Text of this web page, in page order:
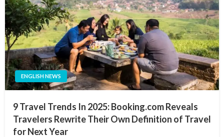
ENGLISH NEWS
9 Travel Trends In 2025: Booking.com Reveals
Travelers Rewrite Their Own Definition of Travel
for Next Year